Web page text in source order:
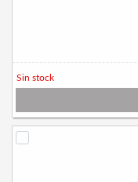
Sin stock